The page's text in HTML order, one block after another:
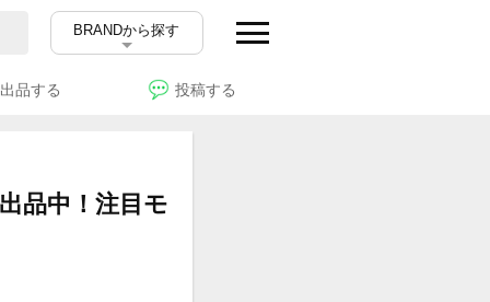
BRANDから探す
出品する 投稿する
品中！注目モ